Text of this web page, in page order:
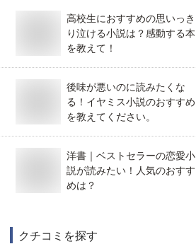
高校生におすすめの思いっき
り泣ける小説は？感動する本
を教えて！
後味が悪いのに読みたくな
る！イヤミス小説のおすすめ
を教えてください。
洋書｜ベストセラーの恋愛小
説が読みたい！人気のおすす
めは？
クチコミを探す